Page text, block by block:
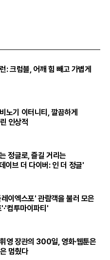
: 크럼블, 어깨 힘 빼고 가볍게
노기 이터니티, 깔끔하게
인상적
정글로, 즐길 거리는
이브 더 다이버: 인 더 정글'
이엑스포' 관람객을 불러 모은
컴투마이파티'
영 장관의 300일, 영화·웹툰은
멈췄다